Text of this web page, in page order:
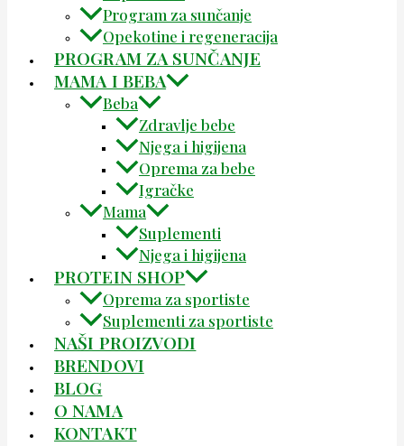
Program za sunčanje
Opekotine i regeneracija
PROGRAM ZA SUNČANJE
MAMA I BEBA
Beba
Zdravlje bebe
Njega i higijena
Oprema za bebe
Igračke
Mama
Suplementi
Njega i higijena
PROTEIN SHOP
Oprema za sportiste
Suplementi za sportiste
NAŠI PROIZVODI
BRENDOVI
BLOG
O NAMA
KONTAKT